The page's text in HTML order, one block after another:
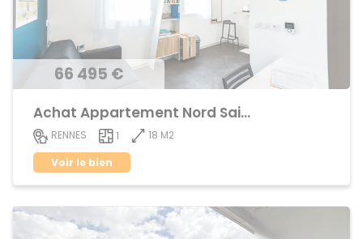
66 495 €
Achat Appartement Nord Saint-Martin
RENNES 1
18 M2
Voir le bien